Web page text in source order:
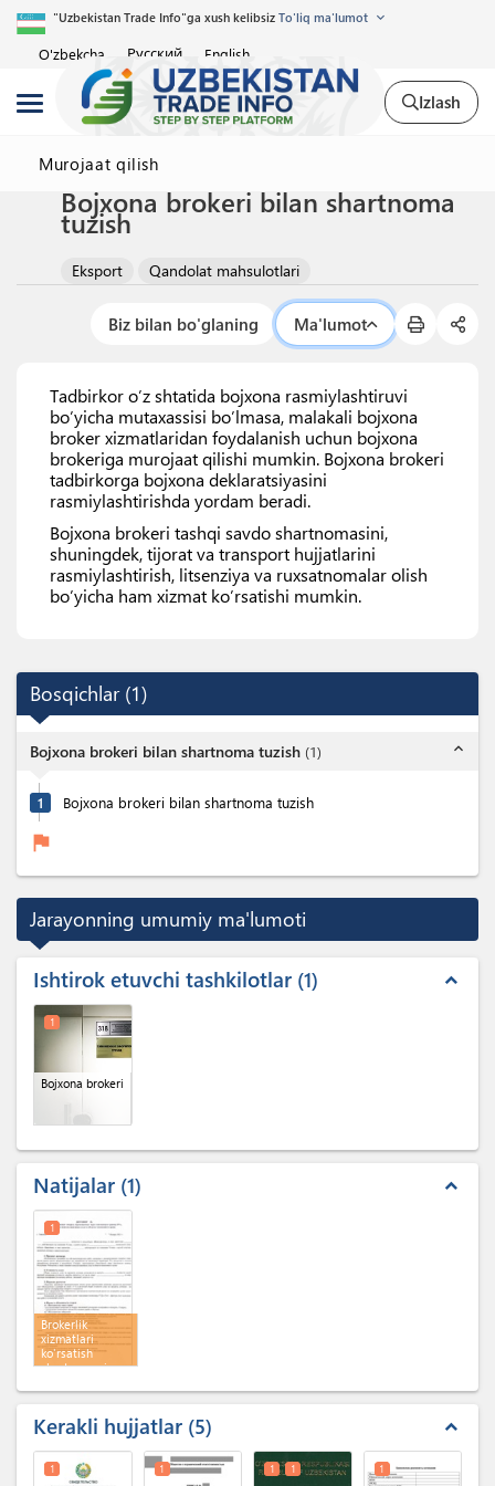
"Uzbekistan Trade Info"ga xush kelibsiz To'liq ma'lumot
O'zbekcha Русский English
Izlash
Murojaat qilish
Bojxona brokeri bilan shartnoma
tuzish
Eksport Qandolat mahsulotlari
Biz bilan bo'glaning Ma'lumot
Tadbirkor o’z shtatida bojxona rasmiylashtiruvi
bo’yicha mutaxassisi bo’lmasa, malakali bojxona
broker xizmatlaridan foydalanish uchun bojxona
brokeriga murojaat qilishi mumkin. Bojxona brokeri
tadbirkorga bojxona deklaratsiyasini
rasmiylashtirishda yordam beradi.
Bojxona brokeri tashqi savdo shartnomasini,
shuningdek, tijorat va transport hujjatlarini
rasmiylashtirish, litsenziya va ruxsatnomalar olish
bo’yicha ham xizmat ko’rsatishi mumkin.
Bosqichlar (1)
Bojxona brokeri bilan shartnoma tuzish (1) expand_less
1 Bojxona brokeri bilan shartnoma tuzish
flag
Jarayonning umumiy ma'lumoti
Ishtirok etuvchi tashkilotlar 1 expand_less
Bojxona brokeri
1
Natijalar 1 expand_less
Brokerlik
xizmatlari
ko'rsatish
shartnomasi
1
Kerakli hujjatlar 5 expand_less
1 1 1 1 1